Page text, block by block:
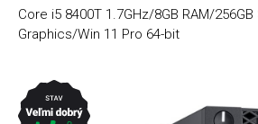
Core i5 8400T 1.7GHz/8GB RAM/
Graphics/Win 11 Pro 64-bit